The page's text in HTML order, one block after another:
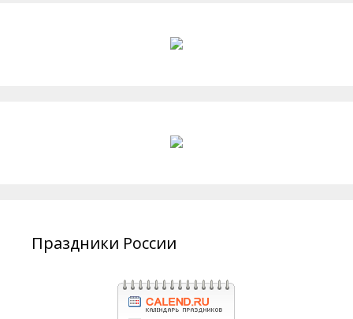
Праздники России